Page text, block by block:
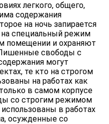
легкого, общего,
содержания
на ночь запирается
на специальный режим
помещении и охраняют
свободы с
могут
те кто на строгом
на работах как
в самом корпусе
со строгим режимом
в работах
осужденные со